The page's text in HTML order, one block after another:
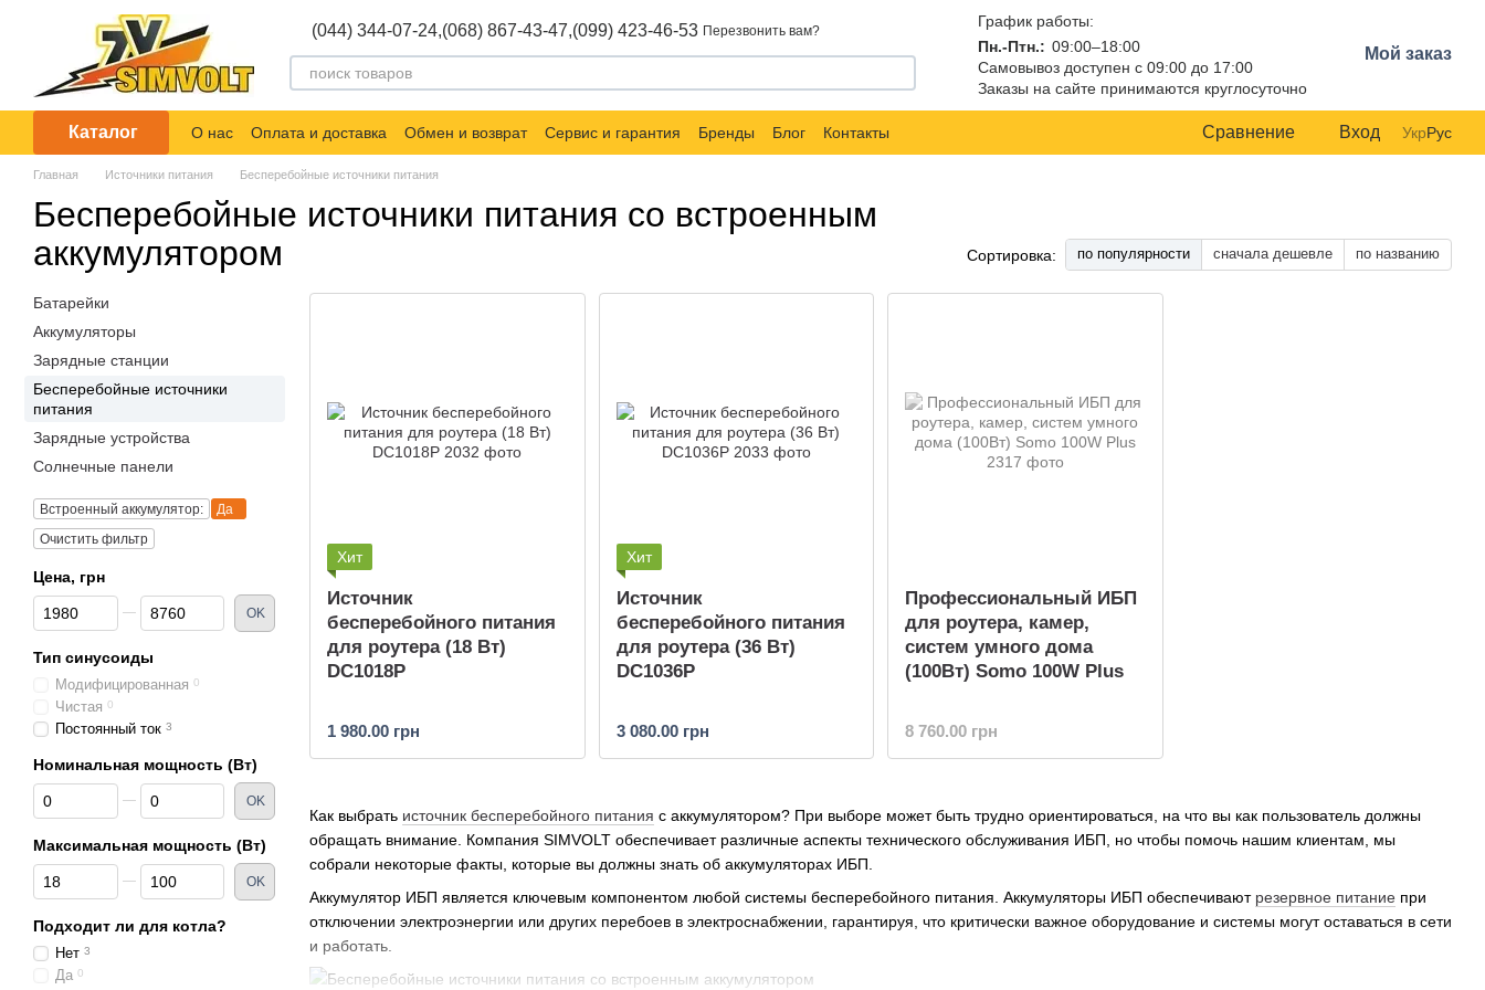
Перейти к основному контенту
(044) 344-07-24,(068) 867-43-47,(099) 423-46-53 Перезвонить вам?
График работы:
Пн.-Птн.: 09:00–18:00
Самовывоз доступен с 09:00 до 17:00
Заказы на сайте принимаются круглосуточно
Мой заказ
Каталог О нас Оплата и доставка Обмен и возврат Сервис и гарантия Бренды Блог Контакты Сравнение Вход УкрРус
Главная Источники питания Бесперебойные источники питания
Бесперебойные источники питания со встроенным
аккумулятором
Сортировка: по популярности сначала дешевле по названию
Как выбрать источник бесперебойного питания с аккумулятором? При выборе может быть трудно ориентироваться, на что вы как пользователь должны
обращать внимание. Компания SIMVOLT обеспечивает различные аспекты технического обслуживания ИБП, но чтобы помочь нашим клиентам, мы
собрали некоторые факты, которые вы должны знать об аккумуляторах ИБП.
Аккумулятор ИБП является ключевым компонентом любой системы бесперебойного питания. Аккумуляторы ИБП обеспечивают резервное питание при
отключении электроэнергии или других перебоев в электроснабжении, гарантируя, что критически важное оборудование и системы могут оставаться в сети
и работать.
Хит
Источник
бесперебойного питания
для роутера (18 Вт)
DC1018P
1 980.00 грн
Хит
Источник
бесперебойного питания
для роутера (36 Вт)
DC1036P
3 080.00 грн
Профессиональный ИБП
для роутера, камер,
систем умного дома
(100Вт) Somo 100W Plus
8 760.00 грн
Батарейки
Аккумуляторы
Зарядные станции
Бесперебойные источники
питания
Зарядные устройства
Солнечные панели
Встроенный аккумулятор:
Да
Очистить фильтр
Цена, грн
От Цена, грн
До Цена, грн OK
Тип синусоиды
Модифицированная 0
Чистая 0
Постоянный ток 3
Номинальная мощность (Вт)
От Номинальная мощность (Вт)
До Номинальная мощность (Вт)
OK
Максимальная мощность (Вт)
От Максимальная мощность (Вт)
До Максимальная мощность (Вт)
OK
Подходит ли для котла?
Нет 3
Да 0